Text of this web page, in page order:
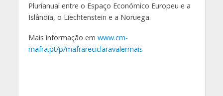
Plurianual entre o Espaço Económico Europeu e a
Islândia, o Liechtenstein e a Noruega.
Mais informação em www.cm-
mafra.pt/p/mafrareciclaravalermais